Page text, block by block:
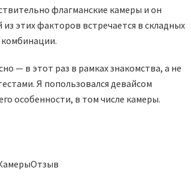
флагманские камеры и он
этих факторов встречается в складных
комбинации.
— в этот раз в рамках знакомства, а не
Я попользовался девайсом
особенности, в том числе камеры.